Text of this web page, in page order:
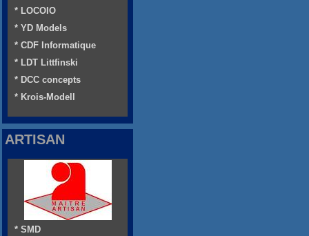
* LOCOIO
* YD Models
* CDF Informatique
* LDT Littfinski
* DCC concepts
* Krois-Modell
ARTISAN
* SMD